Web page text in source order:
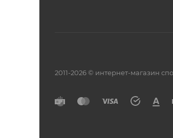
2011-2026 © интернет-магазин